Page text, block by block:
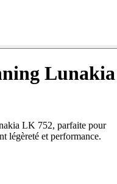
Lunakia
LK 752, parfaite pour
légèreté et performance.